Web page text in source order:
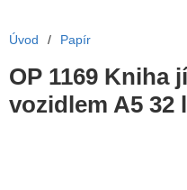
Úvod / Papír
OP 1169 Kniha
vozidlem A5 32